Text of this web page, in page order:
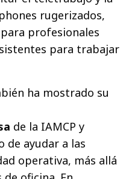
rugerizados,
profesionales
para trabajar
ha mostrado su
de la IAMCP y
de ayudar a las
operativa, más allá